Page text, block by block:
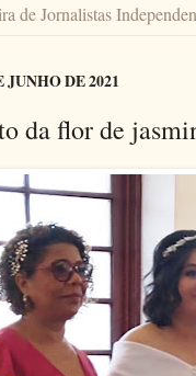
de Jornalistas
DE 2021
da flor de